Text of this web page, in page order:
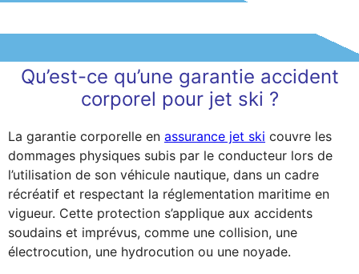
Qu’est-ce qu’une garantie accident
corporel pour jet ski ?
La garantie corporelle en assurance jet ski couvre les
dommages physiques subis par le conducteur lors de
l’utilisation de son véhicule nautique, dans un cadre
récréatif et respectant la réglementation maritime en
vigueur. Cette protection s’applique aux accidents
soudains et imprévus, comme une collision, une
électrocution, une hydrocution ou une noyade.